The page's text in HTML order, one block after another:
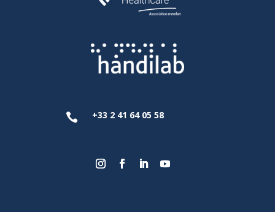
 +33 2 41 64 05 58